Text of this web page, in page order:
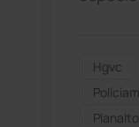
Hgvc
Planalto